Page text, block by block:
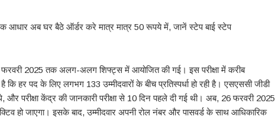
अब घर बैठे ऑर्डर करे मात्र मात्र 50 रूपये में, जानें स्टेप बाई स्टेप
फरवरी 2025 तक अलग-अलग शिफ्ट्स में आयोजित की गई। इस परीक्षा में करीब
कि हर पद के लिए लगभग 133 उम्मीदवारों के बीच प्रतिस्पर्धा हो रही है। एसएससी जीडी
परीक्षा केंद्र की जानकारी परीक्षा से 10 दिन पहले दी गई थी। अब, 26 फरवरी 2025
हो जाएगा। इसके बाद, उम्मीदवार अपनी रोल नंबर और पासवर्ड के साथ आधिकारिक